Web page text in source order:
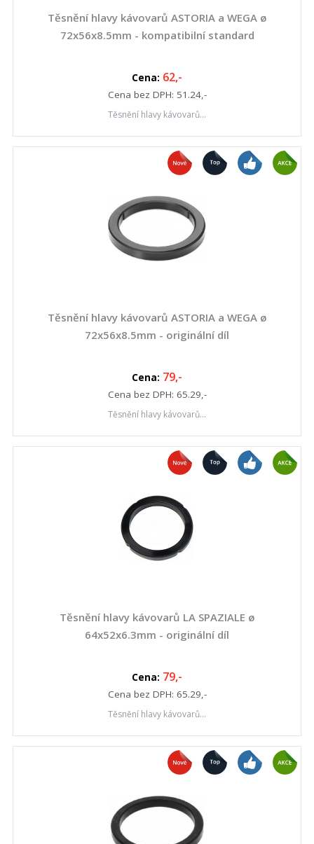
Těsnění hlavy kávovarů ASTORIA a WEGA ø
72x56x8.5mm - kompatibilní standard
Cena: 62,-
Cena bez DPH: 51.24,-
Těsnění hlavy kávovarů...
Těsnění hlavy kávovarů ASTORIA a WEGA ø
72x56x8.5mm - originální díl
Cena: 79,-
Cena bez DPH: 65.29,-
Těsnění hlavy kávovarů...
Těsnění hlavy kávovarů LA SPAZIALE ø
64x52x6.3mm - originální díl
Cena: 79,-
Cena bez DPH: 65.29,-
Těsnění hlavy kávovarů...